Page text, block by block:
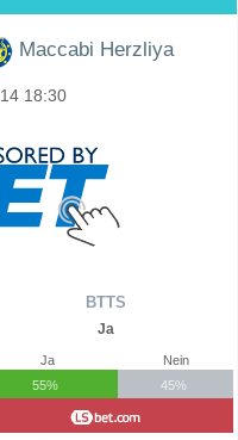
Maccabi Herzliya
18:30
BTTS
Ja
Ja
55%
Nein
45%